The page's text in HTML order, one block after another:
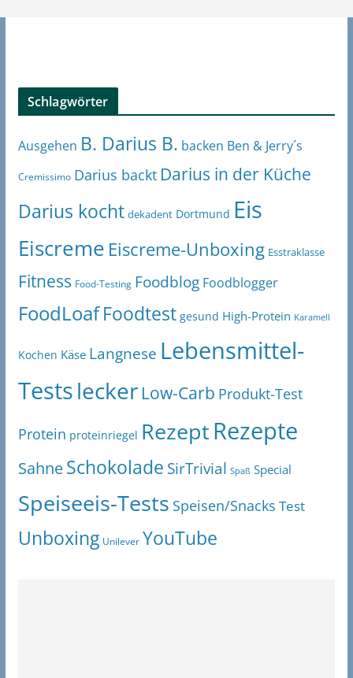
Schlagwörter
Ausgehen B. Darius B. backen Ben & Jerry´s
Cremissimo Darius backt Darius in der Küche
Darius kocht dekadent Dortmund Eis
Eiscreme Eiscreme-Unboxing Esstraklasse
Fitness Food-Testing Foodblog Foodblogger
FoodLoaf Foodtest gesund High-Protein Karamell
Kochen Käse Langnese Lebensmittel-
Testslecker Low-Carb Produkt-Test
Protein proteinriegel RezeptRezepte
SahneSchokolade SirTrivial Spaß Special
Speiseeis-Tests Speisen/Snacks Test
Unboxing Unilever YouTube